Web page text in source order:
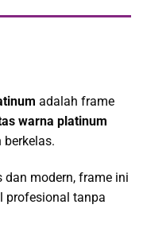
adalah frame
warna platinum
modern, frame ini
profesional tanpa